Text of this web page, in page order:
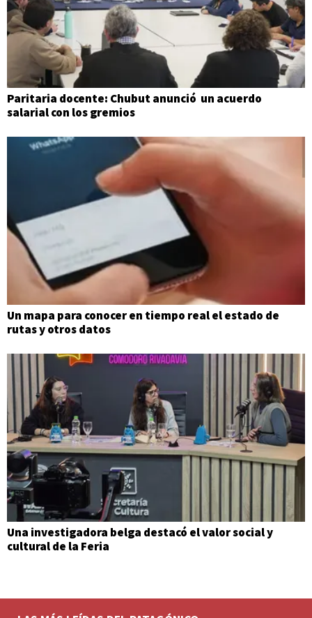
Paritaria docente: Chubut anunció un acuerdo
salarial con los gremios
Un mapa para conocer en tiempo real el estado de
rutas y otros datos
Una investigadora belga destacó el valor social y
cultural de la Feria